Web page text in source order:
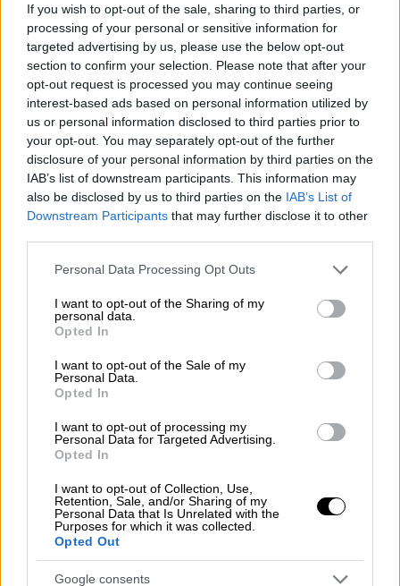
If you wish to opt-out of the sale, sharing to third parties, or
processing of your personal or sensitive information for
targeted advertising by us, please use the below opt-out
section to confirm your selection. Please note that after your
opt-out request is processed you may continue seeing
interest-based ads based on personal information utilized by
us or personal information disclosed to third parties prior to
your opt-out. You may separately opt-out of the further
disclosure of your personal information by third parties on the
IAB’s list of downstream participants. This information may
also be disclosed by us to third parties on the IAB’s List of
Downstream Participants that may further disclose it to other
Please note that this website/app uses one or more Google
not limited to your visit or usage behaviour. You may click to
grant or deny consent to Google and its third-party tags to
use your data for below specified purposes in below Google
consent section.
Personal Data Processing Opt Outs
I want to opt-out of the Sharing of my
personal data.
Opted In
I want to opt-out of the Sale of my
Personal Data.
Opted In
I want to opt-out of processing my
Personal Data for Targeted Advertising.
Opted In
I want to opt-out of Collection, Use,
Retention, Sale, and/or Sharing of my
Personal Data that Is Unrelated with the
Purposes for which it was collected.
Opted Out
Google consents
Κατάθεση κοπέλας: Ξύπνησα σε
δωμάτιο που δεν γνώριζα - Δεν
φορούσα εσώρουχο και δίπλα μου
ήταν αντρικά ρούχα
Σύμφωνα με το ρεπορτάζ του OPEN, η
κοπέλα ενώ αρχικά έφυγε από το
ξενοδοχείο
μετά το πάρτι, επέστρεψε διότι δεν ήταν σε
θέση να φτασει στο σπίτι. Υπενθυμίζεται ότι
η ίδια έχει υποστηρίξει ότι πιστεύει πως
της έριξαν στο ποτό
καταθέσεις συνολικά για την υπόθεση.
αυτοκίνητό μου να εντοπίσω. Έτσι
αποφάσισα νακλείσωέναδωμάτιο
και να
κοιμηθώ στο ξενοδοχείο. Ανεβαίνοντας στο
δωμάτιόμου, συνάντησα στον διάδρομο